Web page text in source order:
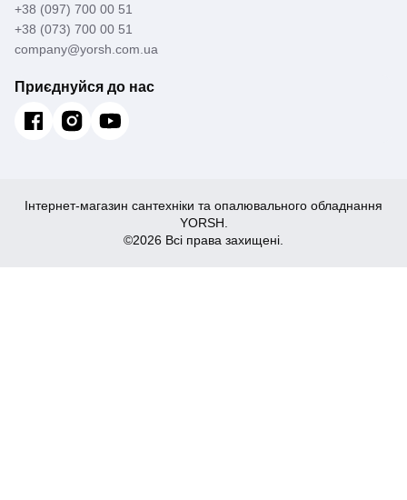
+38 (097) 700 00 51
+38 (073) 700 00 51
company@yorsh.com.ua
Приєднуйся до нас
Інтернет-магазин сантехніки та опалювального обладнання
YORSH.
©2026 Всі права захищені.